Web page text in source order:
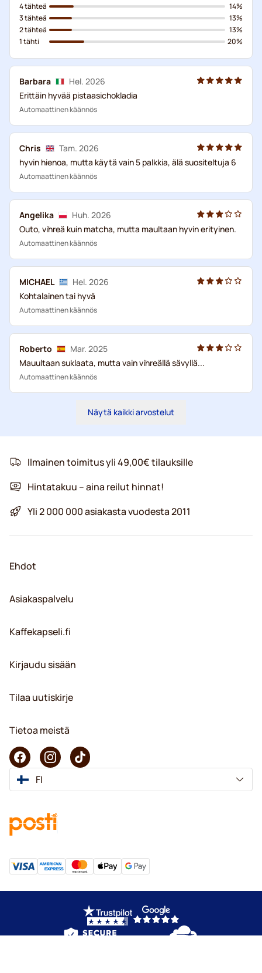
4 tähteä
3 tähteä
2 tähteä
1 tähti
14%
13%
13%
20%
Barbara
Hel. 2026
Erittäin hyvää pistaasichokladia
Automaattinen käännös
Chris
Tam. 2026
hyvin hienoa, mutta käytä vain 5 palkkia, älä suositeltuja 6
Automaattinen käännös
Angelika
Huh. 2026
Outo, vihreä kuin matcha, mutta maultaan hyvin erityinen.
Automaattinen käännös
MICHAEL
Hel. 2026
Kohtalainen tai hyvä
Automaattinen käännös
Roberto
Mar. 2025
Mauultaan suklaata, mutta vain vihreällä sävyllä...
Automaattinen käännös
Näytä kaikki arvostelut
Ilmainen toimitus yli 49,00€ tilauksille
Hintatakuu – aina reilut hinnat!
Yli 2 000 000 asiakasta vuodesta 2011
Ehdot
Asiakaspalvelu
Kaffekapseli.fi
Kirjaudu sisään
Tilaa uutiskirje
Tietoa meistä
FI